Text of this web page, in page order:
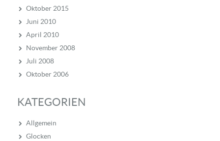
Oktober 2015
Juni 2010
April 2010
November 2008
Juli 2008
Oktober 2006
KATEGORIEN
Allgemein
Glocken